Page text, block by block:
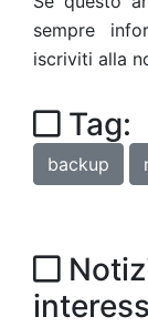
sempre
iscriviti alla
Tag:
backup